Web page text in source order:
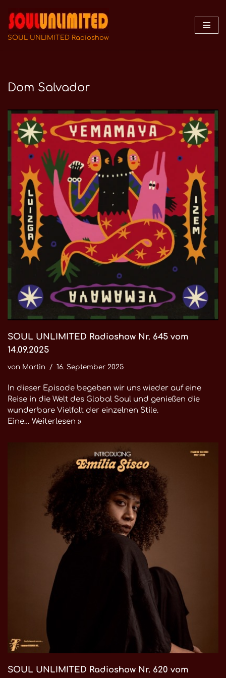
Zum
Inhalt
SOUL UNLIMITED Radioshow
Dom Salvador
SOUL UNLIMITED Radioshow Nr. 645 vom
14.09.2025
von Martin 16. September 2025
In dieser Episode begeben wir uns wieder auf eine
Reise in die Welt des Global Soul und genießen die
wunderbare Vielfalt der einzelnen Stile.
Eine… Weiterlesen »
SOUL UNLIMITED Radioshow Nr. 620 vom